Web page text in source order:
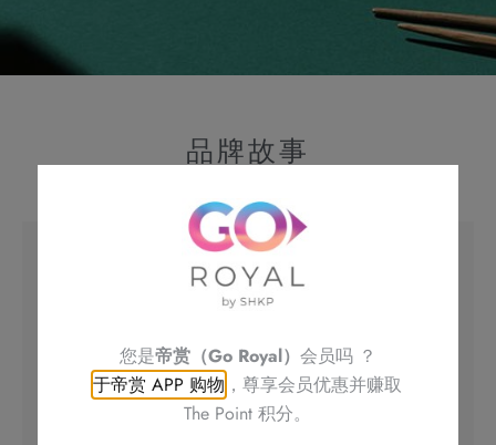
品牌故事
呈献全新精致糕点品牌 Royal Delights
心糕饼工艺及香港本地独特元素，为您特别呈献
全新精致糕点品牌 Royal Delights！款款高水准
「滋味」美食，融汇精致「品味」及创意「玩
您是帝赏（Go Royal） 会员吗 ？
于帝赏 APP 购物 ，尊享会员优惠并赚取
The Point 积分。